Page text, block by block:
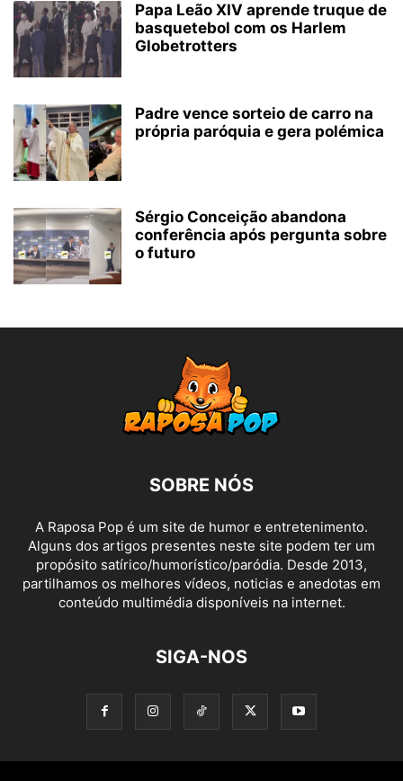
Papa Leão XIV aprende truque de
basquetebol com os Harlem
Globetrotters
Padre vence sorteio de carro na
própria paróquia e gera polémica
Sérgio Conceição abandona
conferência após pergunta sobre
o futuro
SOBRE NÓS
A Raposa Pop é um site de humor e entretenimento.
Alguns dos artigos presentes neste site podem ter um
propósito satírico/humorístico/paródia. Desde 2013,
partilhamos os melhores vídeos, noticias e anedotas em
conteúdo multimédia disponíveis na internet.
SIGA-NOS